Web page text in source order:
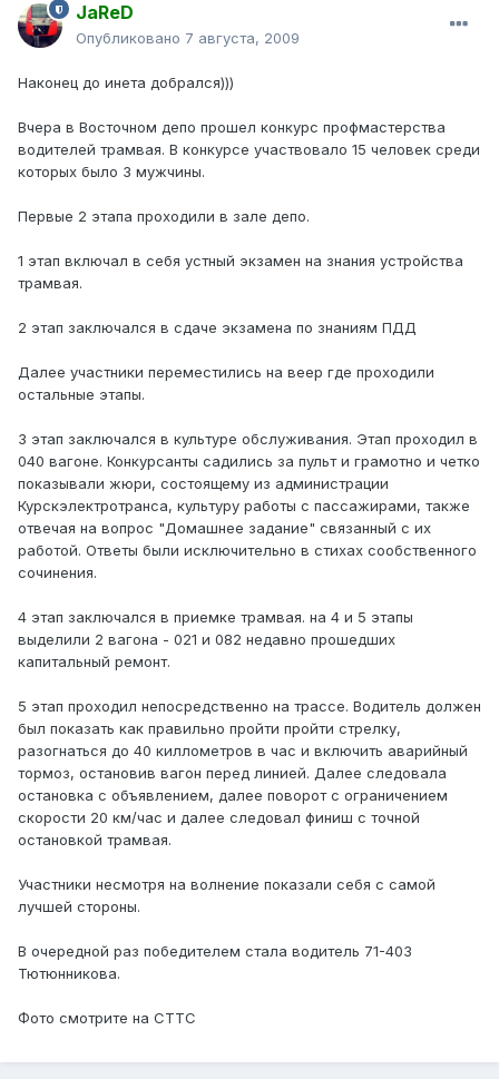
JaReD
Опубликовано 7 августа, 2009
Наконец до инета добрался)))
Вчера в Восточном депо прошел конкурс профмастерства
водителей трамвая. В конкурсе участвовало 15 человек среди
которых было 3 мужчины.
Первые 2 этапа проходили в зале депо.
1 этап включал в себя устный экзамен на знания устройства
трамвая.
2 этап заключался в сдаче экзамена по знаниям ПДД
Далее участники переместились на веер где проходили
остальные этапы.
3 этап заключался в культуре обслуживания. Этап проходил в
040 вагоне. Конкурсанты садились за пульт и грамотно и четко
показывали жюри, состоящему из администрации
Курскэлектротранса, культуру работы с пассажирами, также
отвечая на вопрос "Домашнее задание" связанный с их
работой. Ответы были исключительно в стихах сообственного
сочинения.
4 этап заключался в приемке трамвая. на 4 и 5 этапы
выделили 2 вагона - 021 и 082 недавно прошедших
капитальный ремонт.
5 этап проходил непосредственно на трассе. Водитель должен
был показать как правильно пройти пройти стрелку,
разогнаться до 40 киллометров в час и включить аварийный
тормоз, остановив вагон перед линией. Далее следовала
остановка с объявлением, далее поворот с ограничением
скорости 20 км/час и далее следовал финиш с точной
остановкой трамвая.
Участники несмотря на волнение показали себя с самой
лучшей стороны.
В очередной раз победителем стала водитель 71-403
Тютюнникова.
Фото смотрите на СТТС